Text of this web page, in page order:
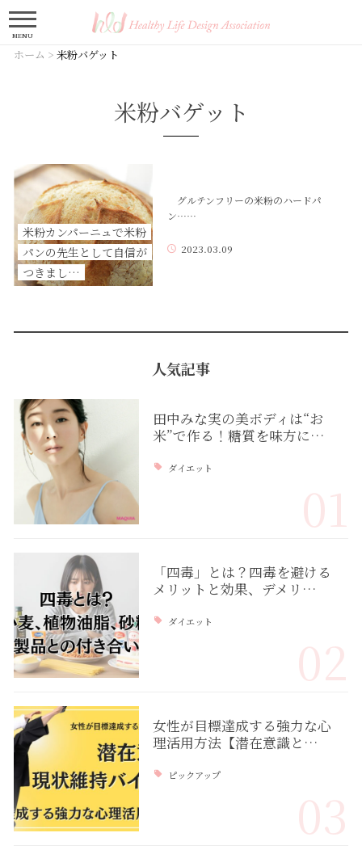
MENU
ホーム > 米粉バゲット
米粉バゲット
米粉カンパーニュで米粉
パンの先生として自信が
つきまし…
グルテンフリーの米粉のハードパ
ン……
2023.03.09
人気記事
田中みな実の美ボディは“お
米”で作る！糖質を味方に…
ダイエット
01
「四毒」とは？四毒を避ける
メリットと効果、デメリ…
ダイエット
02
女性が目標達成する強力な心
理活用方法【潜在意識と…
ピックアップ
03